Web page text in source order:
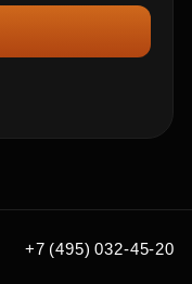
+7 (495) 032-45-20